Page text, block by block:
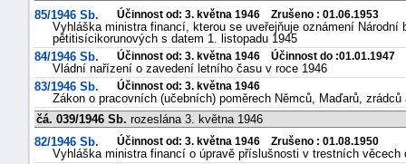
85/1946 Sb.
Účinnost od: 3. května 1946 Zrušeno : 01.06.1953
Vyhláška ministra financí, kterou se uveřejňuje oznámení
pětitisícikorunových s datem 1. listopadu 1945
84/1946 Sb.
Účinnost od: 3. května 1946 Účinnost do :01.01.1947
Vládní nařízení o zavedení letního času v roce 1946
83/1946 Sb.
Účinnost od: 3. května 1946
Zákon o pracovních (učebních) poměrech Němců, Maďarů, zrádců
čá. 039/1946 Sb. rozeslána 3. května 1946
82/1946 Sb.
Účinnost od: 3. května 1946 Zrušeno : 01.08.1950
Vyhláška ministra financí o úpravě příslušnosti v trestních věcech